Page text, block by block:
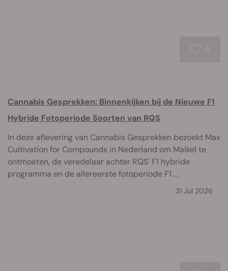
Cannabis Gesprekken: Binnenkijken bij de Nieuwe F1
Hybride Fotoperiode Soorten van RQS
In deze aflevering van Cannabis Gesprekken bezoekt Max
Cultivation for Compounds in Nederland om Maikel te
ontmoeten, de veredelaar achter RQS' F1 hybride
programma en de allereerste fotoperiode F1 ...
31 Jul 2026